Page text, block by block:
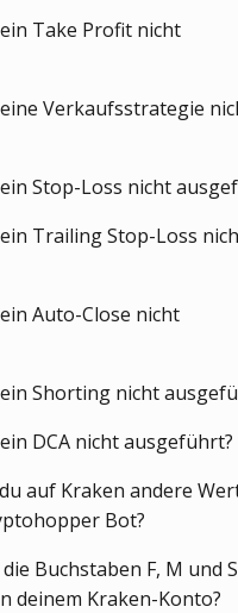
Take Profit nicht
Verkaufsstrategie
Stop-Loss nicht
Trailing Stop-Loss
Auto-Close nicht
Shorting nicht
DCA nicht ausgeführt?
auf Kraken andere
Bot?
Buchstaben F, M und S
deinem Kraken-Konto?